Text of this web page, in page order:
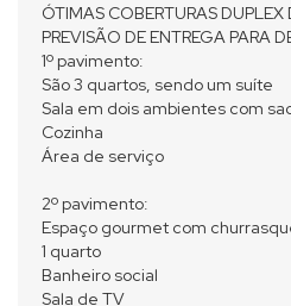
ÓTIMAS COBERTURAS
PREVISÃO DE ENTREGA PARA
1º pavimento:
São 3 quartos, sendo um suíte
Sala em dois ambientes com
Cozinha
Área de serviço
2º pavimento:
Espaço gourmet com
1 quarto
Banheiro social
Sala de TV